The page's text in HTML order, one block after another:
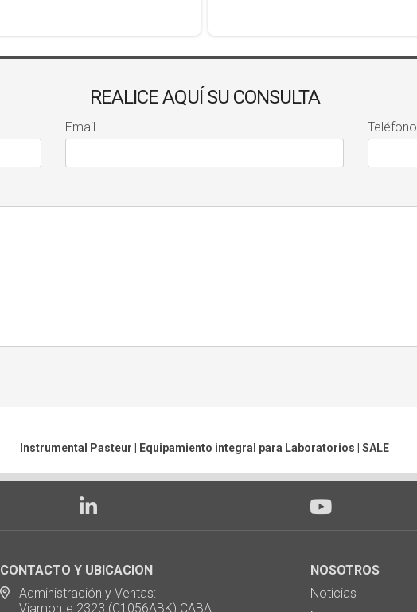
REALICE AQUÍ SU CONSULTA
Email Teléfono
Instrumental Pasteur | Equipamiento integral para Laboratorios | SALE
CONTACTO Y UBICACION
Administración y Ventas:
Viamonte 2323 (C1056ABK) CABA
NOSOTROS
Noticias